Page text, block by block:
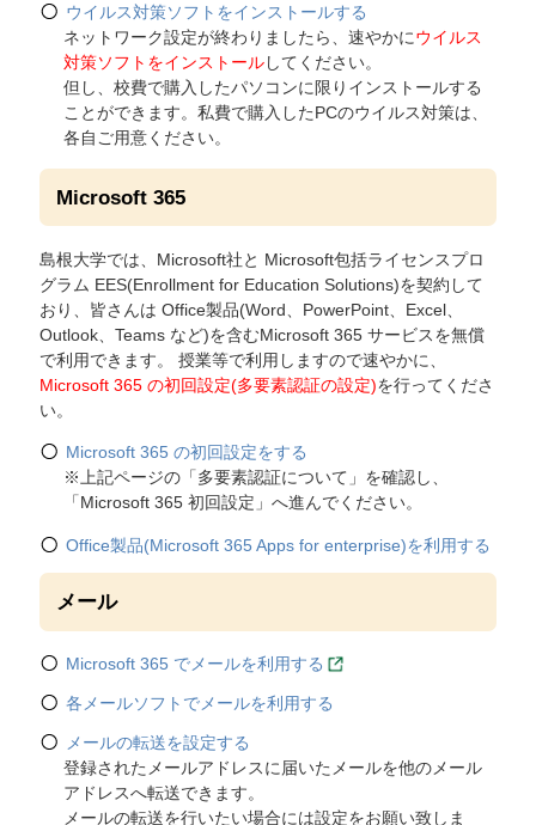
ウイルス対策ソフトをインストールする
ネットワーク設定が終わりましたら、速やかにウイルス
対策ソフトをインストールしてください。
但し、校費で購入したパソコンに限りインストールする
ことができます。私費で購入したPCのウイルス対策は、
各自ご用意ください。
Microsoft 365
島根大学では、Microsoft社と Microsoft包括ライセンスプロ
グラム EES(Enrollment for Education Solutions)を契約して
おり、皆さんは Office製品(Word、PowerPoint、Excel、
Outlook、Teams など)を含むMicrosoft 365 サービスを無償
で利用できます。 授業等で利用しますので速やかに、
Microsoft 365 の初回設定(多要素認証の設定)を行ってくださ
い。
Microsoft 365 の初回設定をする
※上記ページの「多要素認証について」を確認し、
「Microsoft 365 初回設定」へ進んでください。
Office製品(Microsoft 365 Apps for enterprise)を利用する
メール
Microsoft 365 でメールを利用する
各メールソフトでメールを利用する
メールの転送を設定する
登録されたメールアドレスに届いたメールを他のメール
アドレスへ転送できます。
メールの転送を行いたい場合には設定をお願い致しま